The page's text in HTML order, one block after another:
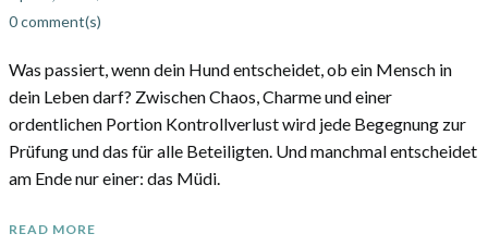
0comment(s)
Was passiert, wenn dein Hund entscheidet, ob ein Mensch in
dein Leben darf? Zwischen Chaos, Charme und einer
ordentlichen Portion Kontrollverlust wird jede Begegnung zur
Prüfung und das für alle Beteiligten. Und manchmal entscheidet
am Ende nur einer: das Müdi.
READ MORE